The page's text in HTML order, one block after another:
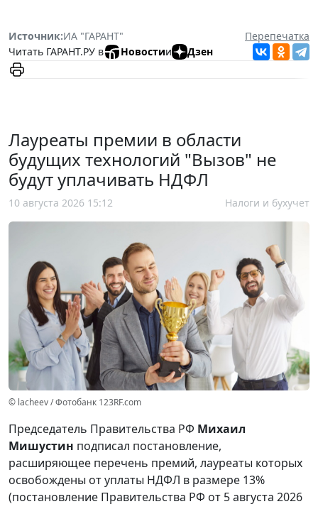
Источник:ИА "ГАРАНТ"
Перепечатка
Читать ГАРАНТ.РУ в
Новостии Дзен
Лауреаты премии в области
будущих технологий "Вызов" не
будут уплачивать НДФЛ
10 августа 2026 15:12 Налоги и бухучет
© lacheev / Фотобанк 123RF.com
Председатель Правительства РФ Михаил
Мишустин подписал постановление,
расширяющее перечень премий, лауреаты которых
освобождены от уплаты НДФЛ в размере 13%
(постановление Правительства РФ от 5 августа 2026